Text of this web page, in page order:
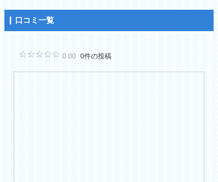
口コミ一覧
0.00 0件の投稿